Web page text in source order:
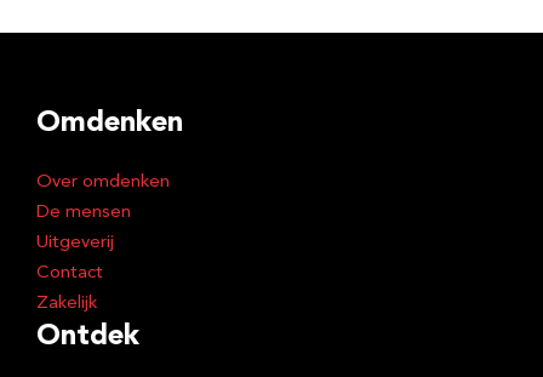
Omdenken
Over omdenken
De mensen
Uitgeverij
Contact
Zakelijk
Ontdek